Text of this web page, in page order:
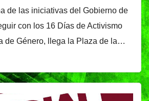
de las iniciativas del Gobierno de
con los 16 Días de Activismo
de Género, llega la Plaza de la…